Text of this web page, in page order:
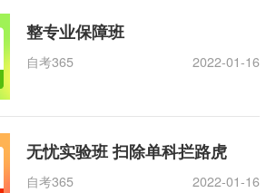
整专业保障班
自考365 2022-01-16
无忧实验班 扫除单科拦路虎
自考365 2022-01-16